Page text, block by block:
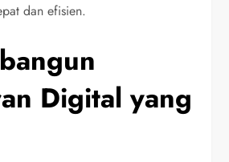
dan efisien.
Digital yang